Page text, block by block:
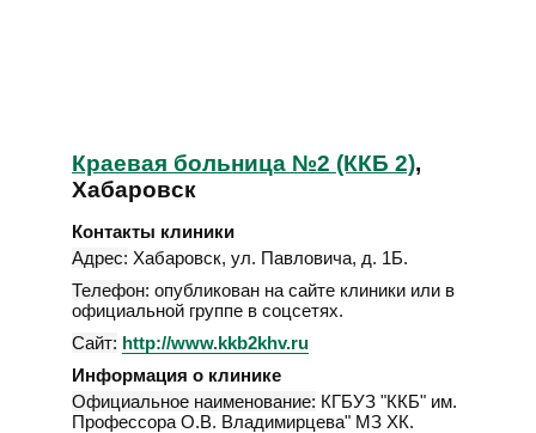
Краевая больница №2 (ККБ 2),
Хабаровск
Контакты клиники
Адрес: Хабаровск, ул. Павловича, д. 1Б.
Телефон: опубликован на сайте клиники или в
официальной группе в соцсетях.
Сайт: http://www.kkb2khv.ru
Информация о клинике
Официальное наименование: КГБУЗ "ККБ" им.
Профессора О.В. Владимирцева" МЗ ХК.